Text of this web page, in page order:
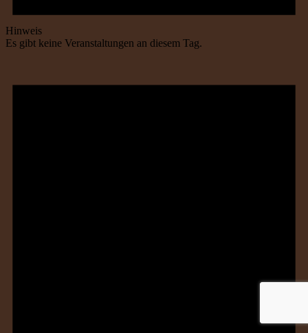
Hinweis
Es gibt keine Veranstaltungen an diesem Tag.